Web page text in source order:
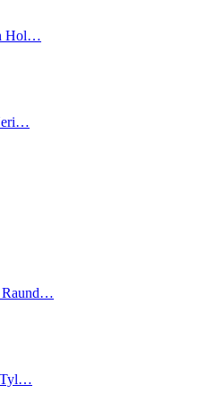
Hol…
Raund…
Tyl…